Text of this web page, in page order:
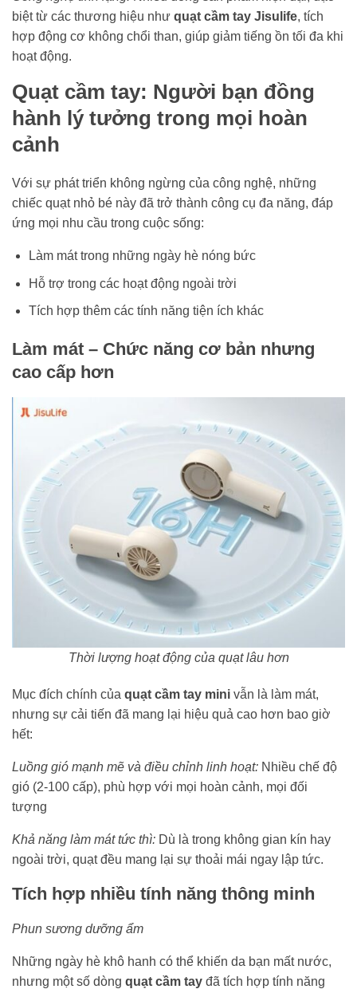
biệt từ các thương hiệu như quạt cầm tay Jisulife, tích
hợp động cơ không chổi than, giúp giảm tiếng ồn tối đa khi
hoạt động.
Quạt cầm tay: Người bạn đồng
hành lý tưởng trong mọi hoàn
cảnh
Với sự phát triển không ngừng của công nghệ, những
chiếc quạt nhỏ bé này đã trở thành công cụ đa năng, đáp
ứng mọi nhu cầu trong cuộc sống:
Làm mát trong những ngày hè nóng bức
Hỗ trợ trong các hoạt động ngoài trời
Tích hợp thêm các tính năng tiện ích khác
Làm mát – Chức năng cơ bản nhưng
cao cấp hơn
Thời lượng hoạt động của quạt lâu hơn
Mục đích chính của quạt cầm tay mini vẫn là làm mát,
nhưng sự cải tiến đã mang lại hiệu quả cao hơn bao giờ
hết:
Luồng gió mạnh mẽ và điều chỉnh linh hoạt: Nhiều chế độ
gió (2-100 cấp), phù hợp với mọi hoàn cảnh, mọi đối
tượng
Khả năng làm mát tức thì: Dù là trong không gian kín hay
ngoài trời, quạt đều mang lại sự thoải mái ngay lập tức.
Tích hợp nhiều tính năng thông minh
Phun sương dưỡng ẩm
Những ngày hè khô hanh có thể khiến da bạn mất nước,
nhưng một số dòng quạt cầm tay đã tích hợp tính năng